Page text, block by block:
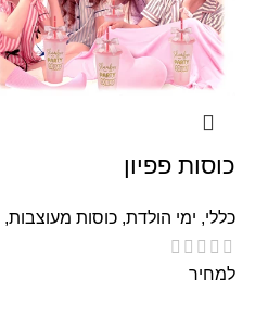
כוסות פפיון
כללי, ימי הולדת, כוסות מעוצבות,
למחיר